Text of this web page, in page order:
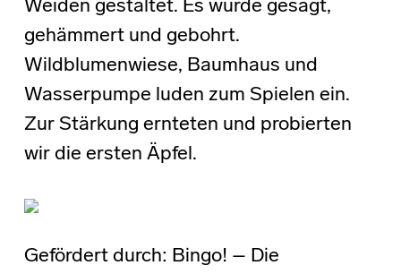
Weiden gestaltet. Es wurde gesägt,
gehämmert und gebohrt.
Wildblumenwiese, Baumhaus und
Wasserpumpe luden zum Spielen ein.
Zur Stärkung ernteten und probierten
wir die ersten Äpfel.
Gefördert durch: Bingo! – Die